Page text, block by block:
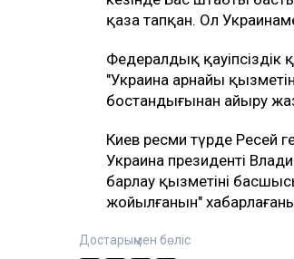
қаза тапқан. Ол
Федералдық қауіпсіздік
"Украина арнайы
бостандығынан айыру
Киев ресми түрде Ресей
Украина президенті
барлау қызметінің
жойылғанын"
Достарыңмен бөліс